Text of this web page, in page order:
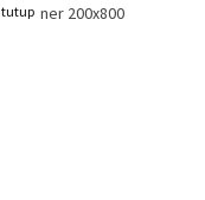
tutup